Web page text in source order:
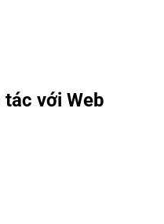
tác với Web